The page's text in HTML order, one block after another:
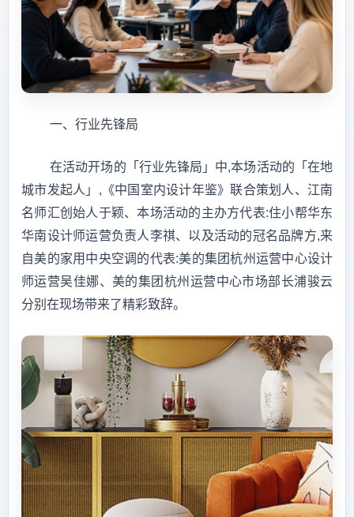
一、行业先锋局
在活动开场的「行业先锋局」中,本场活动的「在地
城市发起人」,《中国室内设计年鉴》联合策划人、江南
名师汇创始人于颖、本场活动的主办方代表:住小帮华东
华南设计师运营负责人李祺、以及活动的冠名品牌方,来
自美的家用中央空调的代表:美的集团杭州运营中心设计
师运营吴佳娜、美的集团杭州运营中心市场部长浦骏云
分别在现场带来了精彩致辞。